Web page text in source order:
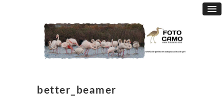
better_beamer